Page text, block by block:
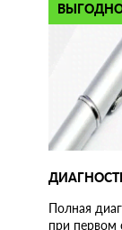
Полная
при первом